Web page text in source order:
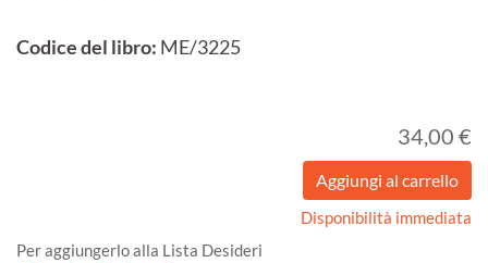
Codice del libro: ME/3225
34,00 €
Disponibilità immediata
Per aggiungerlo alla Lista Desideri